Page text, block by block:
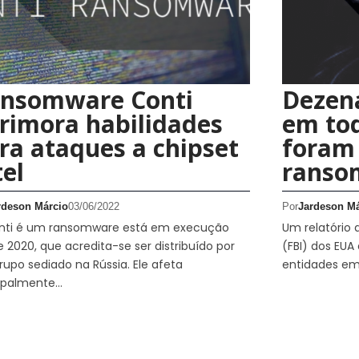
Conti
habilidades
ataques a chipset
Márcio03/06/2022
é um ransomware está em execução
2020, que acredita-se ser distribuído por
sediado na Rússia. Ele afeta
em
PorJardeson
Um relatório
(FBI) dos
entidades